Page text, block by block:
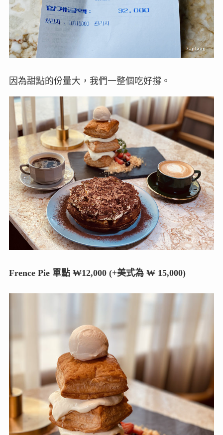
因為甜點的份量大，我們一整個吃好撐。
Frence Pie 單點 ₩12,000 (+美式為 ₩ 15,000)